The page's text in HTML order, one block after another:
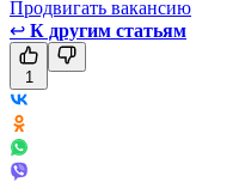
Продвигать вакансию
↩ К другим статьям
1